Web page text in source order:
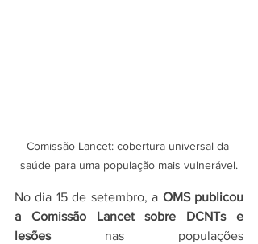
Comissão Lancet: cobertura universal da
saúde para uma população mais vulnerável.
No dia 15 de setembro, a OMS publicou
a Comissão Lancet sobre DCNTs e
lesões nas populações